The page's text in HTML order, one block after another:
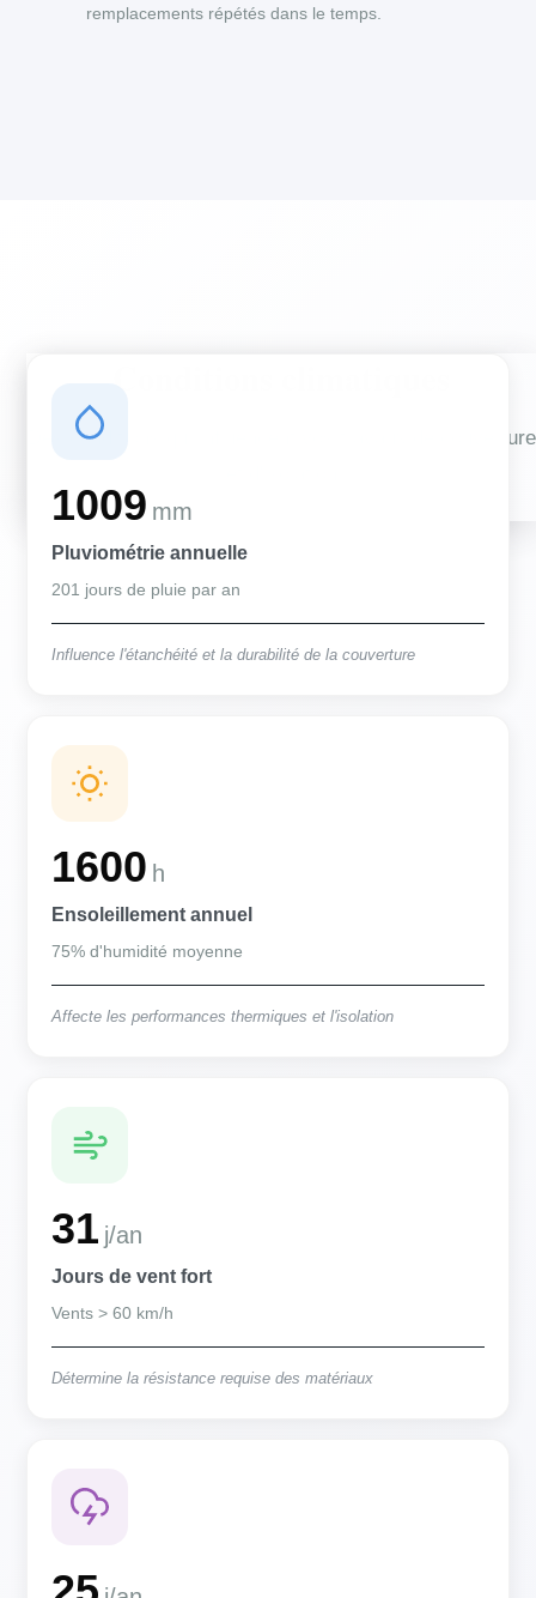
remplacements répétés dans le temps.
Des conditions qui influencent vos travaux de couverture
1009 mm
Pluviométrie annuelle
201 jours de pluie par an
Influence l'étanchéité et la durabilité de la couverture
1600 h
Ensoleillement annuel
75% d'humidité moyenne
Affecte les performances thermiques et l'isolation
31 j/an
Jours de vent fort
Vents > 60 km/h
Détermine la résistance requise des matériaux